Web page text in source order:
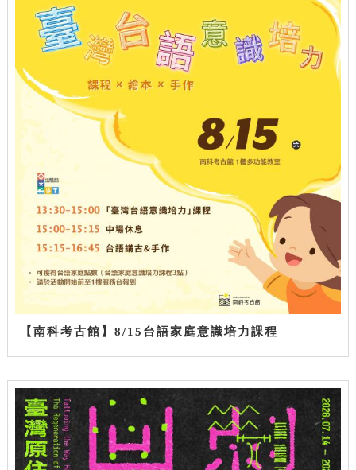
【南科考古館】8/15台語家庭意識培力課程